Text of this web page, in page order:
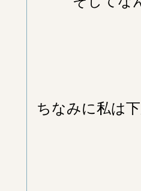
ちなみに私は